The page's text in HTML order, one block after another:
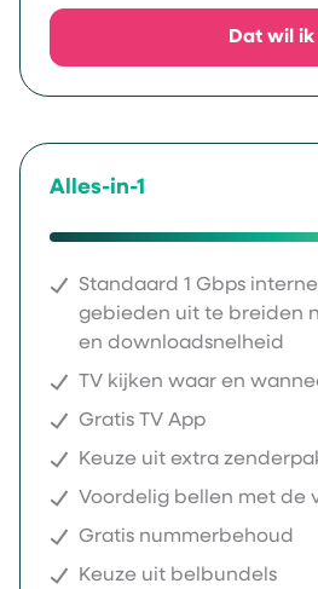
Dat wil ik
Alles-in-1
Standaard 1 Gbps
gebieden uit te breiden
en downloadsnelheid
TV kijken waar en
Gratis TV App
Keuze uit extra
Voordelig bellen met de
Gratis nummerbehoud
Keuze uit belbundels